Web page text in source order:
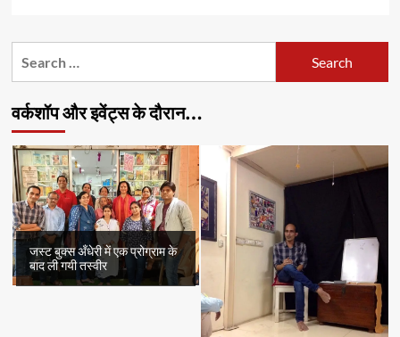
उर्दू
बड़े
शाइरों
की
एक-
एक
ग़ज़ल…
वर्कशॉप और इवेंट्स के दौरान…
जस्ट बुक्स अँधेरी में एक प्रोग्राम के
बाद ली गयी तस्वीर